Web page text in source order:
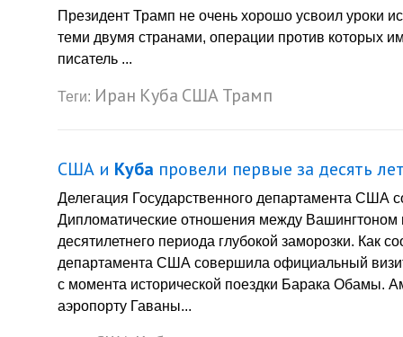
Президент Трамп не очень хорошо усвоил уроки
теми двумя странами, операции против которых
писатель ...
Теги: Иран Куба СШАТрамп
США и Куба провели первые за десять
Делегация Государственного департамента США
Дипломатические отношения между
десятилетнего периода глубокой заморозки. Как
департамента США совершила официальный
с момента исторической поездки Барака Обамы.
аэропорту Гаваны...